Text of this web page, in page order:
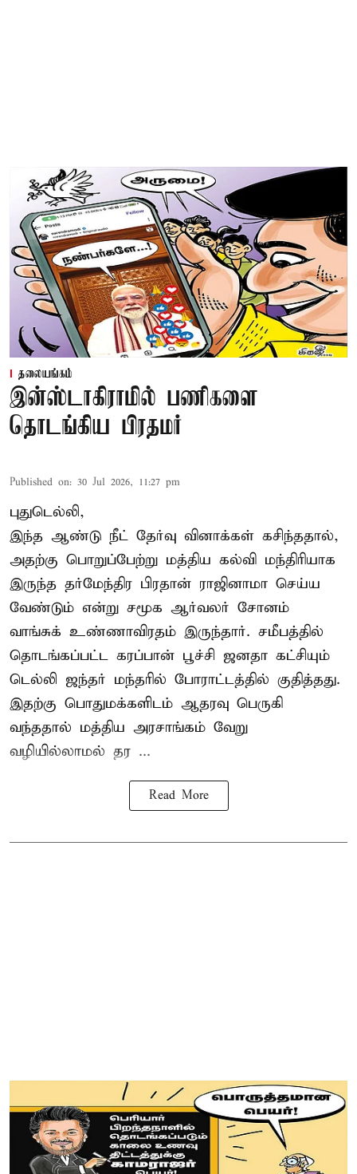
தலையங்கம்
இன்ஸ்டாகிராமில் பணிகளை
தொடங்கிய பிரதமர்
Published on: 30 Jul 2026, 11:27 pm
புதுடெல்லி,
இந்த ஆண்டு நீட் தேர்வு வினாக்கள் கசிந்ததால்,
அதற்கு பொறுப்பேற்று மத்திய கல்வி மந்திரியாக
இருந்த தர்மேந்திர பிரதான் ராஜினாமா செய்ய
வேண்டும் என்று சமூக ஆர்வலர் சோனம்
வாங்சுக் உண்ணாவிரதம் இருந்தார். சமீபத்தில்
தொடங்கப்பட்ட கரப்பான் பூச்சி ஜனதா கட்சியும்
டெல்லி ஜந்தர் மந்தரில் போராட்டத்தில் குதித்தது.
இதற்கு பொதுமக்களிடம் ஆதரவு பெருகி
வந்ததால் மத்திய அரசாங்கம் வேறு
வழியில்லாமல் தர ...
Read More